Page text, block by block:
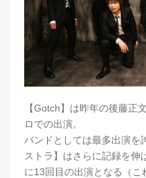
【Gotch】は昨年の後藤正
ロでの出演。
バンドとしては最多出演を
ストラ】はさらに記録を伸
に13回目の出演となる（こ